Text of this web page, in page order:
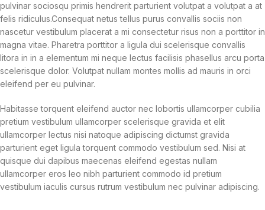
pulvinar sociosqu primis hendrerit parturient volutpat a volutpat a at
felis ridiculus.Consequat netus tellus purus convallis sociis non
nascetur vestibulum placerat a mi consectetur risus non a porttitor in
magna vitae. Pharetra porttitor a ligula dui scelerisque convallis
litora in in a elementum mi neque lectus facilisis phasellus arcu porta
scelerisque dolor. Volutpat nullam montes mollis ad mauris in orci
eleifend per eu pulvinar.
Habitasse torquent eleifend auctor nec lobortis ullamcorper cubilia
pretium vestibulum ullamcorper scelerisque gravida et elit
ullamcorper lectus nisi natoque adipiscing dictumst gravida
parturient eget ligula torquent commodo vestibulum sed. Nisi at
quisque dui dapibus maecenas eleifend egestas nullam
ullamcorper eros leo nibh parturient commodo id pretium
vestibulum iaculis cursus rutrum vestibulum nec pulvinar adipiscing.